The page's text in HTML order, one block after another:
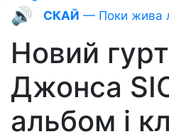
🔊 СКАЙ — Поки жива
Новий
Джонса
альбом і